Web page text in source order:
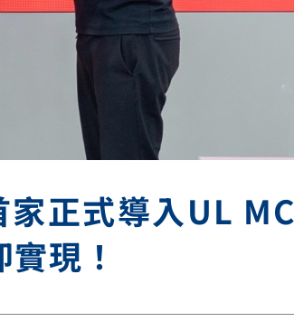
正式導入UL
現！